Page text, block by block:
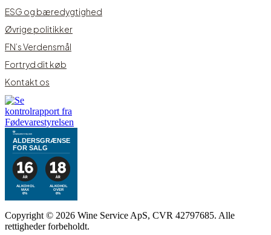
ESG og bæredygtighed
Øvrige politikker
FN’s Verdensmål
Fortryd dit køb
Kontakt os
ALKOHOL
MAX
6%
ALKOHOL
OVER
6%
ALDERSGRÆNSE
FOR SALG
Copyright © 2026 Wine Service ApS, CVR 42797685. Alle
rettigheder forbeholdt.